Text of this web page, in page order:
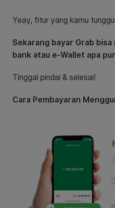
Yeay, fitur yang kamu
Sekarang bayar Grab bisa
bank atau e-Wallet apa
Tinggal pindai & selesai!
Cara Pembayaran